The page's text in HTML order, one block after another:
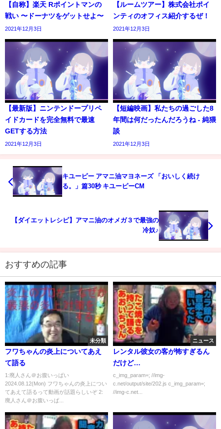
【自称】楽天 Rポイントマンの
戦い 〜ドーナツをゲットせよ〜
2021年12月3日
【ルームツアー】株式会社ポイ
ンティのオフィス紹介するぜ！
2021年12月3日
【最新版】ニンテンドープリペ
イドカードを完全無料で最速
GETする方法
2021年12月3日
【短編映画】私たちの過ごした8
年間は何だったんだろうね - 純猥
談
2021年12月3日
キユーピー アマニ油マヨネーズ 「おいしく続け
る。」篇30秒 キユーピーCM
【ダイエットレシピ】アマニ油のオメガ３で最強の
冷奴♪
おすすめの記事
未分類
フワちゃんの炎上についてあえ
て語る
1:廃人さん＠お腹いっぱい
2024.08.12(Mon) フワちゃんの炎上につい
てあえて語るって動画が話題らしいぞ 2:
廃人さん＠お腹いっぱ...
ニュース
レンタル彼女の客が怖すぎるん
だけど…
c_img_param=; //img-
c.net/output/site/202.js c_img_param=;
//img-c.net...